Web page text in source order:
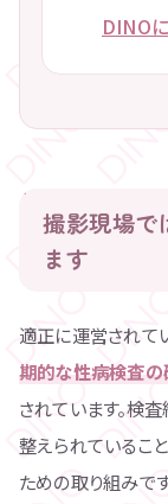
DINO
撮影現場で
ます
適正に運営されて
期的な性病検査
されています。検
整えられているこ
ための取り組みです